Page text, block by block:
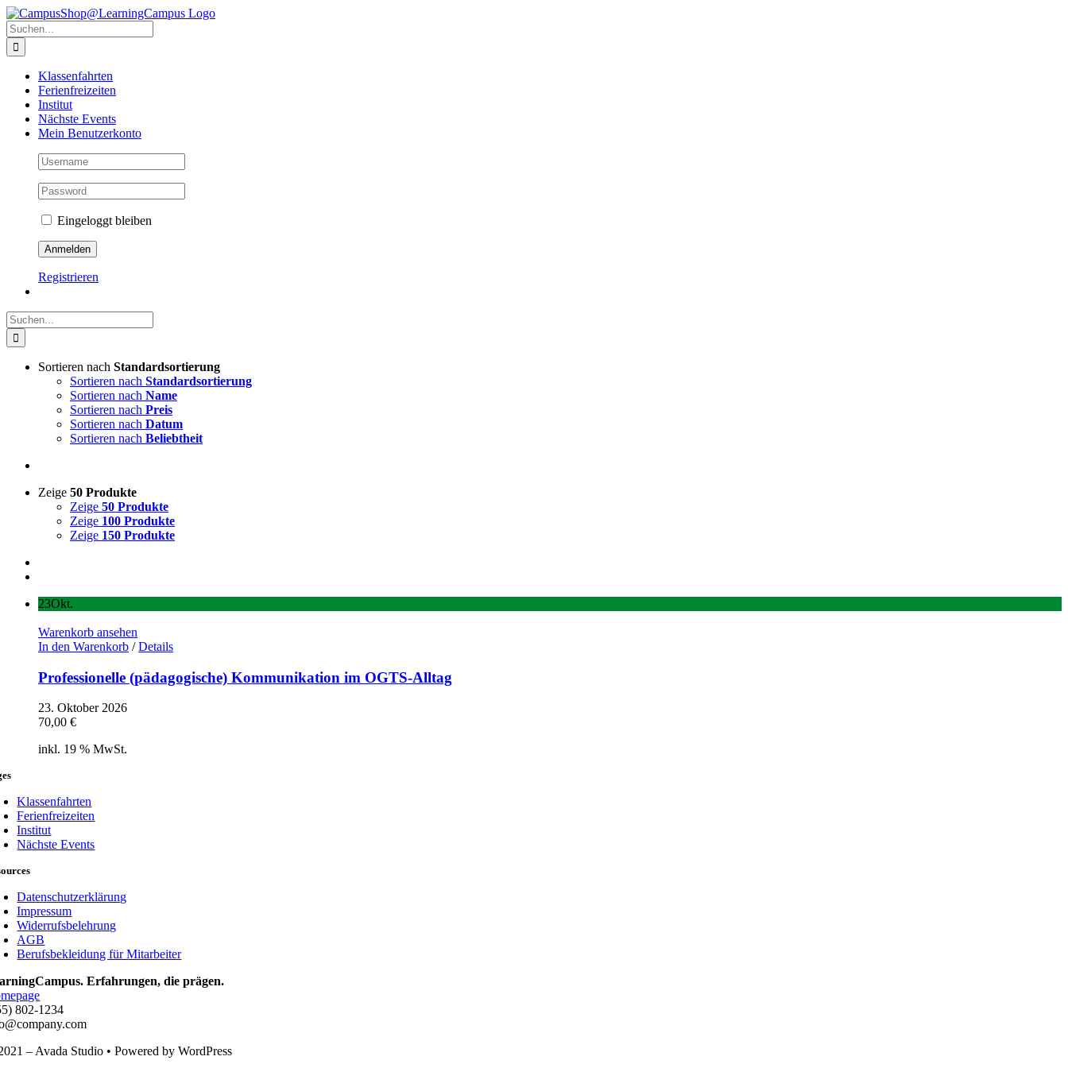
Zum
Inhalt
springen
Facebook
X
Instagram
Pinterest
Suche
nach:
Klassenfahrten
Ferienfreizeiten
Institut
Nächste Events
Mein Benutzerkonto
Eingeloggt bleiben
Registrieren
Suche
nach:
Sortieren nach Standardsortierung
Sortieren nach Standardsortierung
Sortieren nach Name
Sortieren nach Preis
Sortieren nach Datum
Sortieren nach Beliebtheit
Zeige 50 Produkte
Zeige 50 Produkte
Zeige 100 Produkte
Zeige 150 Produkte
23Okt.
Warenkorb ansehen
In den Warenkorb / Details
Professionelle (pädagogische) Kommunikation im OGTS-Alltag
23. Oktober 2026
70,00 €
inkl. 19 % MwSt.
Klassenfahrten
Ferienfreizeiten
Institut
Nächste Events
Datenschutzerklärung
Impressum
Widerrufsbelehrung
AGB
Berufsbekleidung für Mitarbeiter
Erfahrungen, die prägen.
802-1234
– Avada Studio • Powered by WordPress